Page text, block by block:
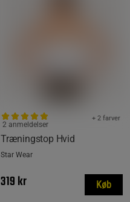
Træningstop Hvid
+ 2 farver
2 anmeldelser
Star Wear
319 kr Køb